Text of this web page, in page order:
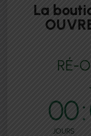
La
RÉ-
00
JOURS
: